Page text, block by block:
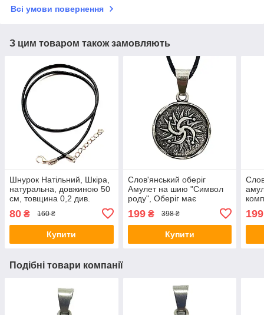
Всі умови повернення
З цим товаром також замовляють
Шнурок Натільний, Шкіра,
натуральна, довжиною 50
см, товщина 0,2 див.
80 ₴ 160 ₴
Купити
Слов'янський оберіг
Амулет на шию "Символ
роду", Оберіг має
діагональ: 2,5 см, амулет
199₴ 398 ₴
Купити
199
Подібні товари компанії